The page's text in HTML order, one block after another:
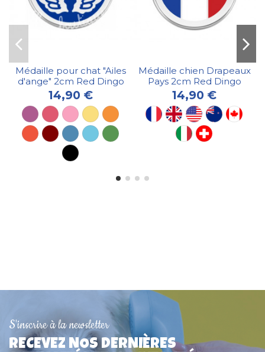
Médaille pour chat "Ailes
d'ange" 2cm Red Dingo
14,90 €
Médaille chien Drapeaux
Pays 2cm Red Dingo
14,90 €
Plaque MM pour chien
Médaille pour chien
Harnais pour chien tee-
Harnais de Sécurité pour
Médaille pour chat
Collier pour chien sport
S'inscrire à la newsletter
RECEVEZ NOS DERNIÈRES